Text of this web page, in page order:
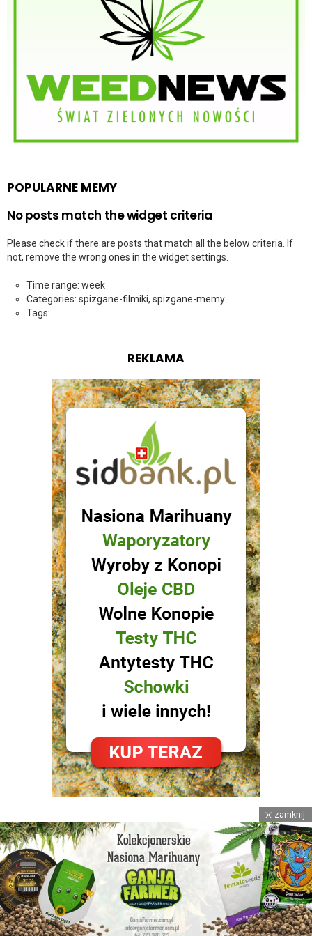
POPULARNE MEMY
No posts match the widget criteria
Please check if there are posts that match all the below criteria. If
not, remove the wrong ones in the widget settings.
Time range: week
Categories: spizgane-filmiki, spizgane-memy
Tags:
REKLAMA
facebook instagram youtube
© 2021Spizgane Ziomki™ • POWERED BY
Strona Główna
Reklama Polityka Prywatności Kontakt
zamknij